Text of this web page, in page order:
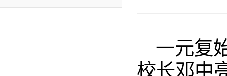
一元复
校长邓中